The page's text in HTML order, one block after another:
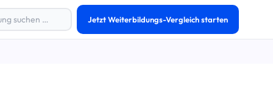
Jetzt Weiterbildungs-Vergleich starten